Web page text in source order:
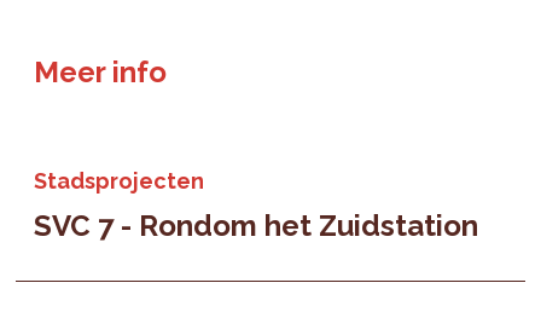
Meer info
Stadsprojecten
SVC 7 - Rondom het Zuidstation